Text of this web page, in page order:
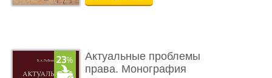
Актуальные проблемы
права. Монография